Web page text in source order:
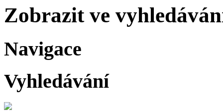
Zobrazit ve
Navigace
Vyhledávání